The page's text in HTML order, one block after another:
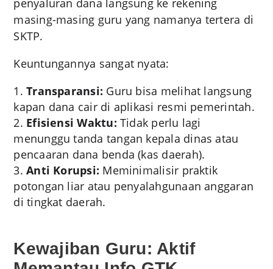
penyaluran dana langsung ke rekening
masing-masing guru yang namanya tertera di
SKTP.
Keuntungannya sangat nyata:
Transparansi: Guru bisa melihat langsung
kapan dana cair di aplikasi resmi pemerintah.
Efisiensi Waktu: Tidak perlu lagi
menunggu tanda tangan kepala dinas atau
pencaaran dana benda (kas daerah).
Anti Korupsi: Meminimalisir praktik
potongan liar atau penyalahgunaan anggaran
di tingkat daerah.
Kewajiban Guru: Aktif